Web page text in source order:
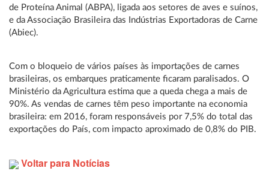
de Proteína Animal (ABPA), ligada aos setores de aves e suínos,
e da Associação Brasileira das Indústrias Exportadoras de Carne
(Abiec).
Com o bloqueio de vários países às importações de carnes
brasileiras, os embarques praticamente ficaram paralisados. O
Ministério da Agricultura estima que a queda chega a mais de
90%. As vendas de carnes têm peso importante na economia
brasileira: em 2016, foram responsáveis por 7,5% do total das
exportações do País, com impacto aproximado de 0,8% do PIB.
Voltar para Notícias